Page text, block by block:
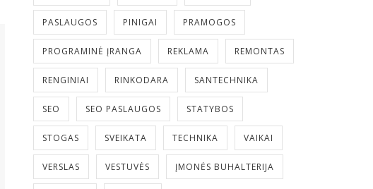
PASLAUGOS PINIGAI PRAMOGOS
PROGRAMINĖ ĮRANGA REKLAMA REMONTAS
RENGINIAI RINKODARA SANTECHNIKA
SEO SEO PASLAUGOS STATYBOS
STOGAS SVEIKATA TECHNIKA VAIKAI
VERSLAS VESTUVĖS ĮMONĖS BUHALTERIJA